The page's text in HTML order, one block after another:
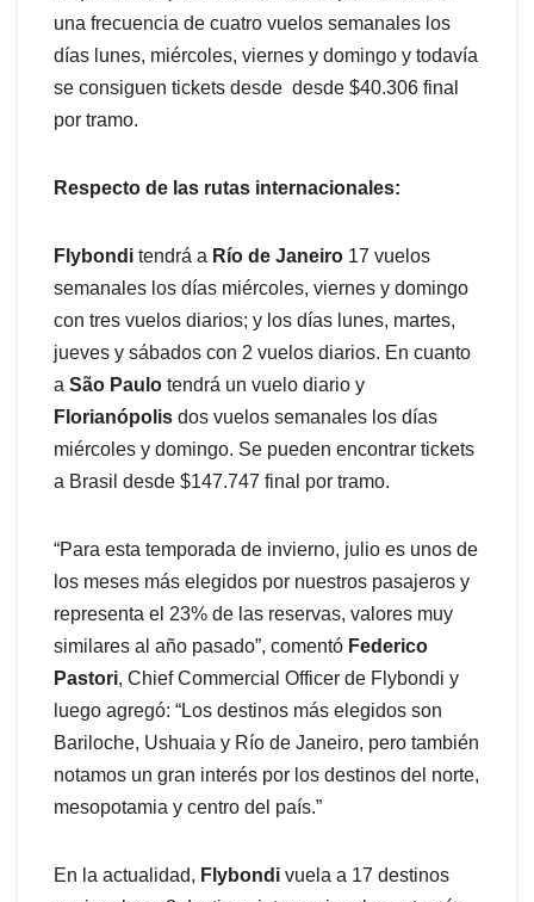
una frecuencia de cuatro vuelos semanales los
días lunes, miércoles, viernes y domingo y todavía
se consiguen tickets desde desde $40.306 final
por tramo.
Respecto de las rutas internacionales:
Flybondi tendrá a Río de Janeiro 17 vuelos
semanales los días miércoles, viernes y domingo
con tres vuelos diarios; y los días lunes, martes,
jueves y sábados con 2 vuelos diarios. En cuanto
a São Paulo tendrá un vuelo diario y
Florianópolis dos vuelos semanales los días
miércoles y domingo. Se pueden encontrar tickets
a Brasil desde $147.747 final por tramo.
“Para esta temporada de invierno, julio es unos de
los meses más elegidos por nuestros pasajeros y
representa el 23% de las reservas, valores muy
similares al año pasado”, comentó Federico
Pastori, Chief Commercial Officer de Flybondi y
luego agregó: “Los destinos más elegidos son
Bariloche, Ushuaia y Río de Janeiro, pero también
notamos un gran interés por los destinos del norte,
mesopotamia y centro del país.”
En la actualidad, Flybondi vuela a 17 destinos